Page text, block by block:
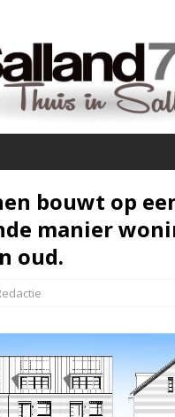
bouwt op
manier
oud.